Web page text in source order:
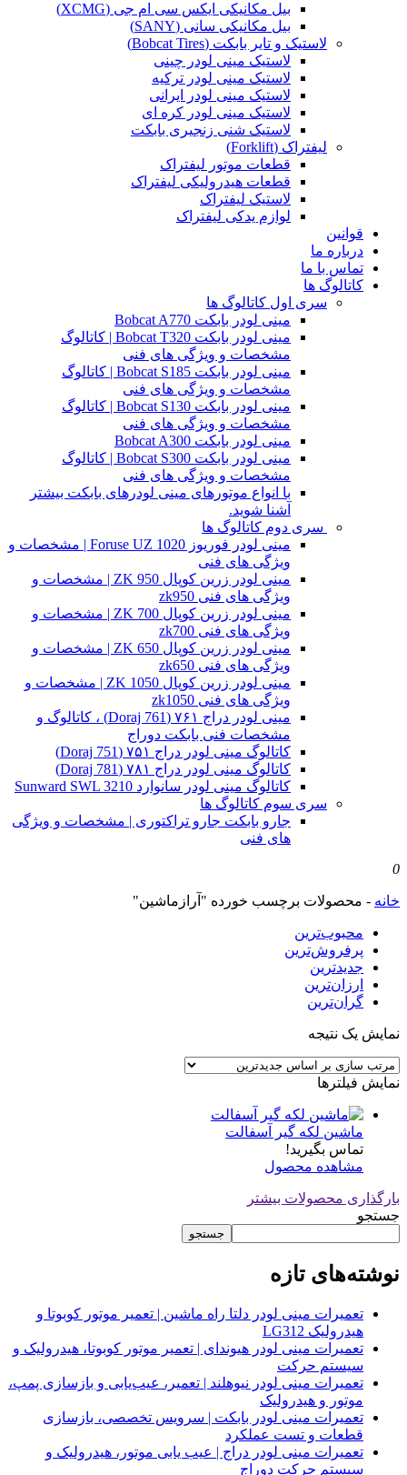
بیل مکانیکی ایکس سی ام جی (XCMG)
بیل مکانیکی سانی (SANY)
لاستیک و تایر بابکت (Bobcat Tires)
لاستیک مینی لودر چینی
لاستیک مینی لودر ترکیه
لاستیک مینی لودر ایرانی
لاستیک مینی لودر کره ای
لاستیک شنی زنجیری بابکت
لیفتراک (Forklift)
قطعات موتور لیفتراک
قطعات هیدرولیکی لیفتراک
لاستیک لیفتراک
لوازم یدکی لیفتراک
قوانین
درباره ما
تماس با ما
کاتالوگ ها
سری اول کاتالوگ ها
مینی لودر بابکت Bobcat A770
مینی لودر بابکت Bobcat T320 | کاتالوگ
مشخصات و ویژگی های فنی
مینی لودر بابکت Bobcat S185 | کاتالوگ
مشخصات و ویژگی های فنی
مینی لودر بابکت Bobcat S130 | کاتالوگ
مشخصات و ویژگی های فنی
مینی لودر بابکت Bobcat A300
مینی لودر بابکت Bobcat S300 | کاتالوگ
مشخصات و ویژگی های فنی
با انواع موتورهای مینی لودرهای بابکت بیشتر
آشنا شوید.
سری دوم کاتالوگ ها
مینی لودر فوریوز Foruse UZ 1020 | مشخصات و
ویژگی های فنی
مینی لودر زرین کوپال ZK 950 | مشخصات و
ویژگی های فنی zk950
مینی لودر زرین کوپال ZK 700 | مشخصات و
ویژگی های فنی zk700
مینی لودر زرین کوپال ZK 650 | مشخصات و
ویژگی های فنی zk650
مینی لودر زرین کوپال ZK 1050 | مشخصات و
ویژگی های فنی zk1050
مینی لودر دراج ۷۶۱ (Doraj 761) ، کاتالوگ و
مشخصات فنی بابکت دوراج
کاتالوگ مینی لودر دراج ۷۵۱ (Doraj 751)
کاتالوگ مینی لودر دراج ۷۸۱ (Doraj 781)
کاتالوگ مینی لودر سانوارد Sunward SWL 3210
سری سوم کاتالوگ ها
جارو بابکت جارو تراکتوری | مشخصات و ویژگی
های فنی
0
خانه - محصولات برچسب خورده "آرازماشین"
محبوب‌ترین
پرفروش‌ترین
جدیدترین
ارزان‌ترین
گران‌ترین
نمایش یک نتیجه
نمایش فیلترها
ماشین لکه گیر آسفالت
تماس بگیرید!
مشاهده محصول
بارگذاری محصولات بیشتر
جستجو
جستجو
نوشته‌های تازه
تعمیرات مینی لودر دلتا راه ماشین | تعمیر موتور کوبوتا و
هیدرولیک LG312
تعمیرات مینی لودر هیوندای | تعمیر موتور کوبوتا، هیدرولیک و
سیستم حرکت
تعمیرات مینی لودر نیوهلند | تعمیر، عیب‌یابی و بازسازی پمپ،
موتور و هیدرولیک
تعمیرات مینی لودر بابکت | سرویس تخصصی، بازسازی
قطعات و تست عملکرد
تعمیرات مینی لودر دراج | عیب یابی موتور، هیدرولیک و
سیستم حرکت دوراج